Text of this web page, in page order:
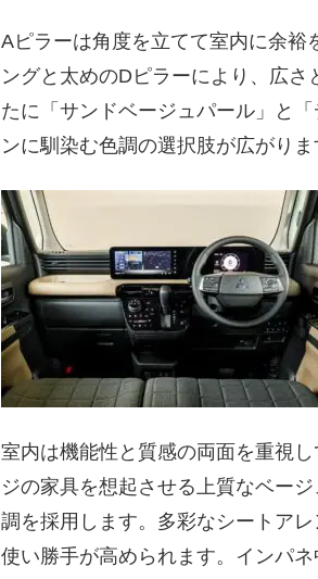
Aピラーは角度を立てて室内に余裕
ングと太めのDピラーにより、広
たに「サンドベージュパール」と
ンに馴染む色調の選択肢が広がりま
室内は機能性と質感の両面を重視
ジの家具を想起させる上質なベー
調を採用します。多彩なシートア
使い勝手が高められます。インパ